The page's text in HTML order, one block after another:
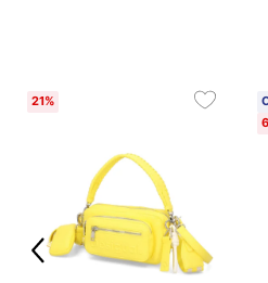
21%